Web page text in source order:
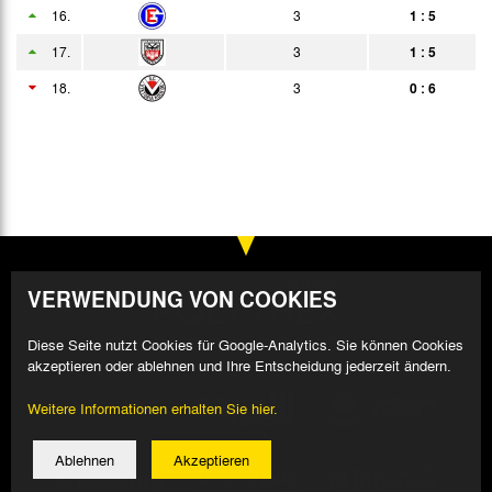
16.
3
1 : 5
17.
3
1 : 5
18.
3 0 : 6
VERWENDUNG VON COOKIES
Diese Seite nutzt Cookies für Google-Analytics. Sie können Cookies
akzeptieren oder ablehnen und Ihre Entscheidung jederzeit ändern.
Weitere Informationen erhalten Sie hier.
Ablehnen Akzeptieren